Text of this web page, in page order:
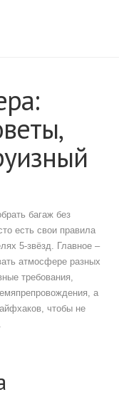
багаж без
есть свои правила
5‑звёзд. Главное –
атмосфере разных
требования,
а
чтобы не